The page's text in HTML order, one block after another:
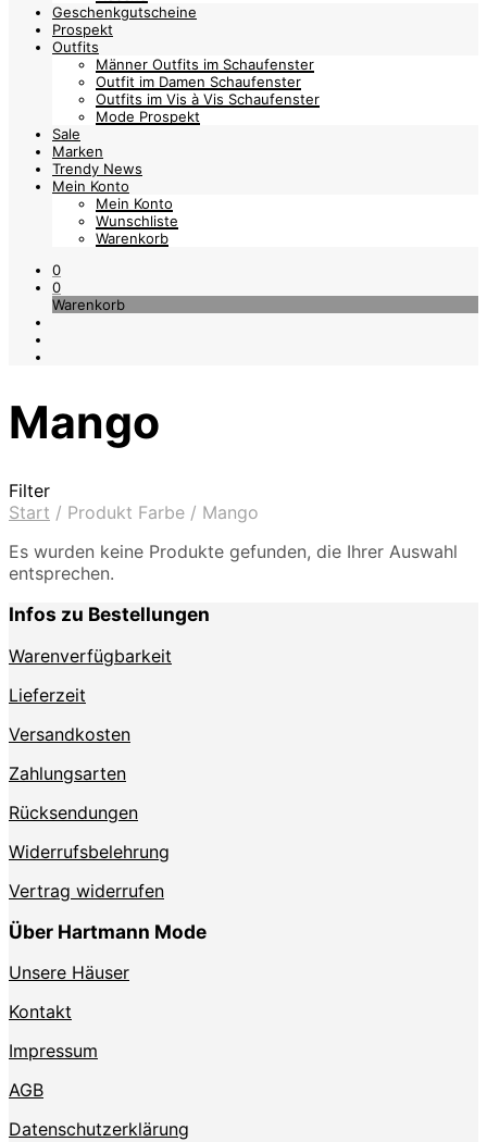
Geschenkgutscheine
Prospekt
Outfits
Männer Outfits im Schaufenster
Outfit im Damen Schaufenster
Outfits im Vis à Vis Schaufenster
Mode Prospekt
Sale
Marken
Trendy News
Mein Konto
Mein Konto
Wunschliste
Warenkorb
0
0
Warenkorb
Mango
Filter
Start / Produkt Farbe / Mango
Es wurden keine Produkte gefunden, die Ihrer Auswahl
entsprechen.
Infos zu Bestellungen
Warenverfügbarkeit
Lieferzeit
Versandkosten
Zahlungsarten
Rücksendungen
Widerrufsbelehrung
Vertrag widerrufen
Über Hartmann Mode
Unsere Häuser
Kontakt
Impressum
AGB
Datenschutzerklärung